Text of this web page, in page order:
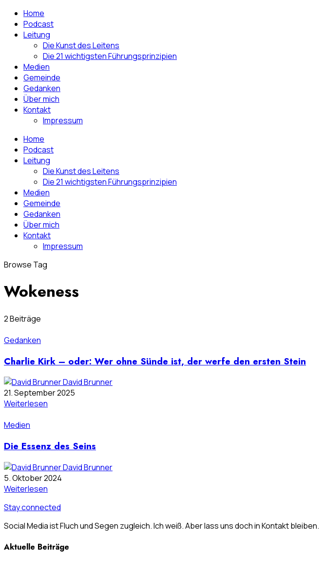
Home
Podcast
Leitung
Die Kunst des Leitens
Die 21 wichtigsten Führungsprinzipien
Medien
Gemeinde
Gedanken
Über mich
Kontakt
Impressum
Home
Podcast
Leitung
Die Kunst des Leitens
Die 21 wichtigsten Führungsprinzipien
Medien
Gemeinde
Gedanken
Über mich
Kontakt
Impressum
Browse Tag
Wokeness
2 Beiträge
Gedanken
Charlie Kirk – oder: Wer ohne Sünde ist, der werfe den ersten Stein
David Brunner
21. September 2025
Weiterlesen
Medien
Die Essenz des Seins
David Brunner
5. Oktober 2024
Weiterlesen
Stay connected
Social Media ist Fluch und Segen zugleich. Ich weiß. Aber lass uns doch in Kontakt bleiben.
Aktuelle Beiträge